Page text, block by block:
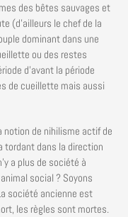
des bêtes sauvages et
(d’ailleurs le chef de la
dominant dans une
ou des restes
d’avant la période
de cueillette mais aussi
notion de nihilisme actif de
tordant dans la direction
a plus de société à
social ? Soyons
société ancienne est
les règles sont mortes.